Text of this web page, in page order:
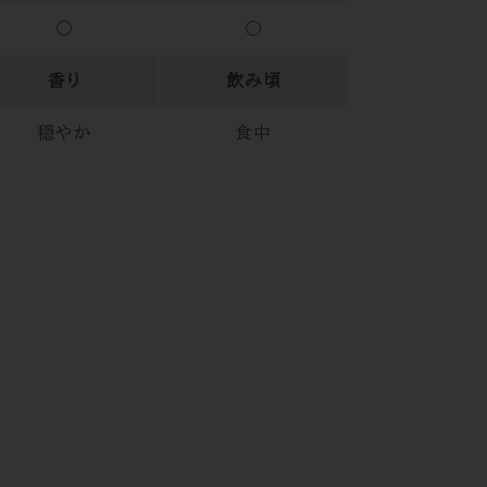
〇 〇
香り 飲み頃
穏やか 食中